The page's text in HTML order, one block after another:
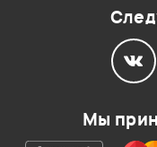
Мой отзыв о
Впечатления о
Мы